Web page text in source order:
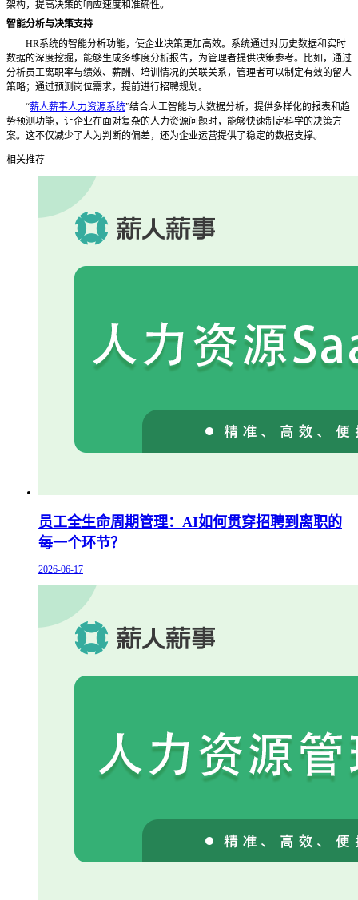
架构，提高决策的响应速度和准确性。
智能分析与决策支持
HR系统的智能分析功能，使企业决策更加高效。系统通过对历史数据和实时
数据的深度挖掘，能够生成多维度分析报告，为管理者提供决策参考。比如，通过
分析员工离职率与绩效、薪酬、培训情况的关联关系，管理者可以制定有效的留人
策略；通过预测岗位需求，提前进行招聘规划。
“薪人薪事人力资源系统”结合人工智能与大数据分析，提供多样化的报表和趋
势预测功能，让企业在面对复杂的人力资源问题时，能够快速制定科学的决策方
案。这不仅减少了人为判断的偏差，还为企业运营提供了稳定的数据支撑。
相关推荐
员工全生命周期管理：AI如何贯穿招聘到离职的
每一个环节？
2026-06-17